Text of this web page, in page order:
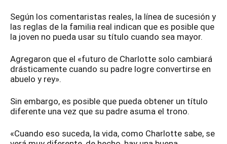
Según los comentaristas reales, la línea de sucesión y
las reglas de la familia real indican que es posible que
la joven no pueda usar su título cuando sea mayor.
Agregaron que el «futuro de Charlotte solo cambiará
drásticamente cuando su padre logre convertirse en
abuelo y rey».
Sin embargo, es posible que pueda obtener un título
diferente una vez que su padre asuma el trono.
«Cuando eso suceda, la vida, como Charlotte sabe, se